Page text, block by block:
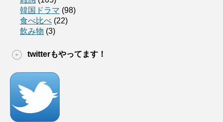
韓国ドラマ (98)
食べ比べ (22)
飲み物 (3)
twitterもやってます！